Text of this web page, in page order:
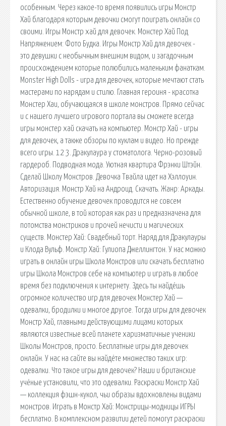
особенным. Через какое-то время появились игры Монстр
Хай благодаря которым девочки смогут поиграть онлайн со
своими. Игры Монстр хай для девочек. Монстер Хай Под
Напряжением: Фото Будка. Игры Монстр Хай для девочек -
это девушки с необычным внешним видом, и загадочным
происхождением которые полюбились маленьким фанаткам.
Monster High Dolls - игра для девочек, которые мечтают стать
мастерами по нарядам и стилю. Главная героиня - красотка
Монстер Хаи, обучающаяся в школе монстров. Прямо сейчас
и с нашего лучшего игрового портала вы сможете всегда
игры монстер хай скачать на компьютер. Монстр Хай - игры
для девочек, а также обзоры по куклам и видео. Но прежде
всего игры. 12 3. Дракулаура у стоматолога. Черно-розовый
гардероб. Подводная мода. Уютная квартира Фрэнки Штэйн.
Сделай Школу Монстров. Девочка Твайла идет на Хэллоуин.
Авторизация. Монстр Хай на Андроид. Скачать. Жанр: Аркады.
Естественно обучение девочек проводится не совсем
обычной школе, в той которая как раз и предназначена для
потомства монстриков и прочей нечисти и магических
существ. Монстер Хай: Свадебный торт. Наряд для Дракулауры
и Клода Вульф. Монстр Хай: Гулиопа Джеллингтон. У нас можно
играть в онлайн игры Школа Монстров или скачать бесплатно
игры Школа Монстров себе на компьютер и играть в любое
время без подключения к интернету. Здесь ты найдёшь
огромное количество игр для девочек Монстер Хай —
одевалки, бродилки и многое другое. Тогда игры для девочек
Монстр Хай, главными действующими лицами которых
являются известные всей планете харизматичные ученики
Школы Монстров, просто. Бесплатные игры для девочек
онлайн. У нас на сайте вы найдёте множество таких игр:
одевалки. Что такое игры для девочек? Наши и британские
учёные установили, что это одевалки. Раскраски Монстр Хай
— коллекция фэшн-кукол, чьи образы вдохновлены видами
монстров. Играть в Монстр Хай: Монстрицы-модницы ИГРЫ
бесплатно. В комплексном развитии детей помогут раскраски